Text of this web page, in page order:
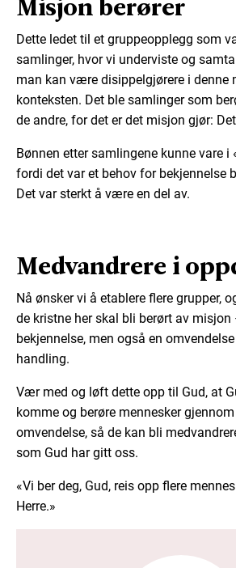
Dette ledet til et gruppeopplegg som
samlinger, hvor vi underviste og
man kan være disippelgjørere i denne
konteksten. Det ble samlinger som
de andre, for det er det misjon gjør:
Bønnen etter samlingene kunne vare i
fordi det var et behov for bekjennelse
Det var sterkt å være en del av.
Medvandrere i
Nå ønsker vi å etablere flere grupper,
de kristne her skal bli berørt av
bekjennelse, men også en
handling.
Vær med og løft dette opp til Gud, at
komme og berøre mennesker
omvendelse, så de kan bli
som Gud har gitt oss.
«Vi ber deg, Gud, reis opp flere
Herre.»